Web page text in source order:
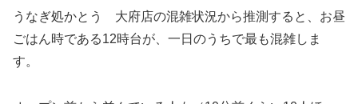
うなぎ処かとう 大府店の混雑状況から推測すると、お昼
ごはん時である12時台が、一日のうちで最も混雑しま
す。